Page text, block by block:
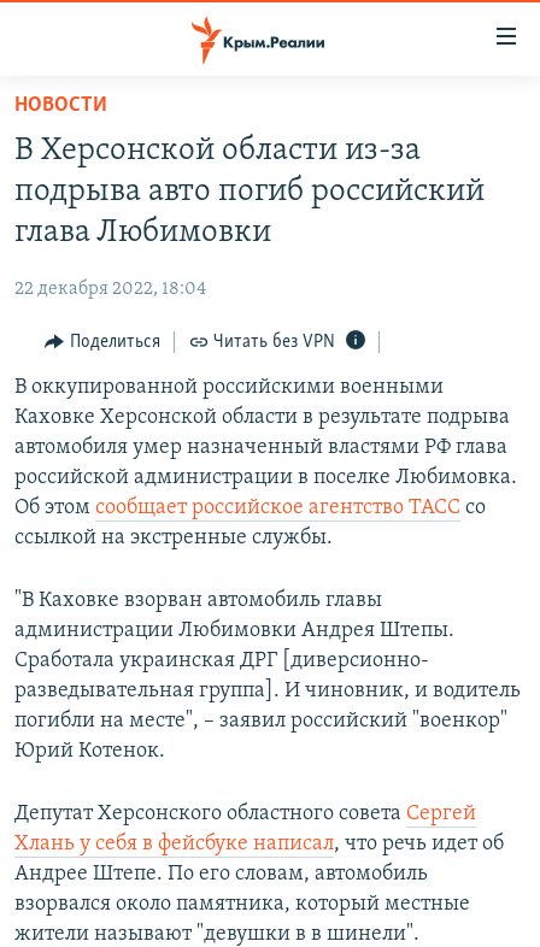
Вернуться
основному
содержанию
Вернутся
главной
навигации
Вернутся
поиску
СПЕЦПРОЕКТЫ
ГРУЗ 200
11 ЛЕТ ОККУПАЦИИ КРЫМА. 11 ИСТОРИЙ СОПРОТИВЛЕНИЯ
ВОДА
ЕЩЕ
ИНТЕРАКТИВ
ИНФОГРАФИКА
ТЕЛЕПРОЕКТ КРЫМ.РЕАЛИИ
СОВЕТЫ ПРАВОЗАЩИТНИКОВ
ПРОПАВШИЕ БЕЗ ВЕСТИ
КРЫМ.НЕПОКОРЕННЫЙ
ELIFBE
УКРАИНСКАЯ ПРОБЛЕМА КРЫМА
РАДІО СВОБОДА
КАК ОБОЙТИ БЛОКИРОВКУ
Українською
Qırımtatar
Все сайты RFE/RL
НОВОСТИ
В Херсонской области из-за
подрыва авто погиб российский
глава Любимовки
22 декабря 2022, 18:04
Поделиться Читать без VPN
В оккупированной российскими военными
Каховке Херсонской области в результате подрыва
автомобиля умер назначенный властями РФ глава
российской администрации в поселке Любимовка.
Об этом сообщает российское агентство ТАСС со
ссылкой на экстренные службы.
"В Каховке взорван автомобиль главы
администрации Любимовки Андрея Штепы.
Сработала украинская ДРГ [диверсионно-
разведывательная группа]. И чиновник, и водитель
погибли на месте", – заявил российский "военкор"
Юрий Котенок.
Депутат Херсонского областного совета Сергей
Хлань у себя в фейсбуке написал, что речь идет об
Андрее Штепе. По его словам, автомобиль
взорвался около памятника, который местные
жители называют "девушки в в шинели".